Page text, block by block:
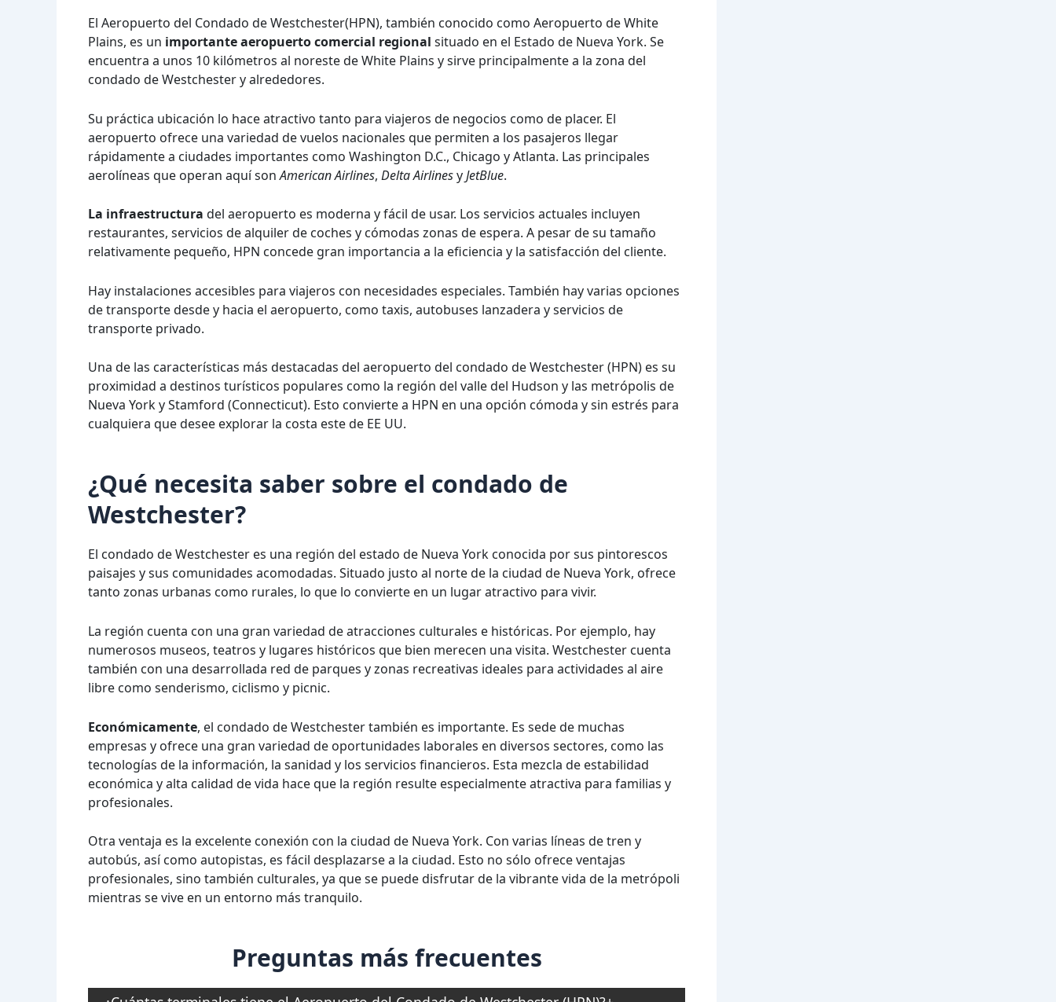
El Aeropuerto del Condado de Westchester(HPN), también conocido como Aeropuerto de White
Plains, es un importante aeropuerto comercial regional situado en el Estado de Nueva York. Se
encuentra a unos 10 kilómetros al noreste de White Plains y sirve principalmente a la zona del
condado de Westchester y alrededores.
Su práctica ubicación lo hace atractivo tanto para viajeros de negocios como de placer. El
aeropuerto ofrece una variedad de vuelos nacionales que permiten a los pasajeros llegar
rápidamente a ciudades importantes como Washington D.C., Chicago y Atlanta. Las principales
aerolíneas que operan aquí sonAmerican Airlines, Delta AirlinesyJetBlue.
La infraestructura del aeropuerto es moderna y fácil de usar. Los servicios actuales incluyen
restaurantes, servicios de alquiler de coches y cómodas zonas de espera. A pesar de su tamaño
relativamente pequeño, HPN concede gran importancia a la eficiencia y la satisfacción del cliente.
Hay instalaciones accesibles para viajeros con necesidades especiales. También hay varias opciones
de transporte desde y hacia el aeropuerto, como taxis, autobuses lanzadera y servicios de
transporte privado.
Una de las características más destacadas del aeropuerto del condado de Westchester (HPN) es su
proximidad a destinos turísticos populares como la región del valle del Hudson y las metrópolis de
Nueva York y Stamford (Connecticut). Esto convierte a HPN en una opción cómoda y sin estrés para
cualquiera que desee explorar la costa este de EE UU.
¿Qué necesita saber sobre el condado de
Westchester?
El condado de Westchester es una región del estado de Nueva York conocida por sus pintorescos
paisajes y sus comunidades acomodadas. Situado justo al norte de la ciudad de Nueva York, ofrece
tanto zonas urbanas como rurales, lo que lo convierte en un lugar atractivo para vivir.
La región cuenta con una gran variedad de atracciones culturales e históricas. Por ejemplo, hay
numerosos museos, teatros y lugares históricos que bien merecen una visita. Westchester cuenta
también con una desarrollada red de parques y zonas recreativas ideales para actividades al aire
libre como senderismo, ciclismo y picnic.
Económicamente, el condado de Westchester también es importante. Es sede de muchas
empresas y ofrece una gran variedad de oportunidades laborales en diversos sectores, como las
tecnologías de la información, la sanidad y los servicios financieros. Esta mezcla de estabilidad
económica y alta calidad de vida hace que la región resulte especialmente atractiva para familias y
profesionales.
Otra ventaja es la excelente conexión con la ciudad de Nueva York. Con varias líneas de tren y
autobús, así como autopistas, es fácil desplazarse a la ciudad. Esto no sólo ofrece ventajas
profesionales, sino también culturales, ya que se puede disfrutar de la vibrante vida de la metrópoli
mientras se vive en un entorno más tranquilo.
Preguntas más frecuentes